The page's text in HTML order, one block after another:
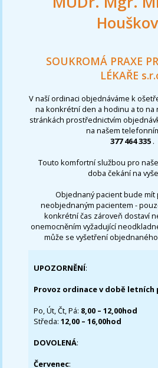
SOUKROMÁ PRAXE
LÉKAŘE
V naší ordinaci objednáváme k
na konkrétní den a hodinu a to na
stránkách prostřednictvím
na našem
377 464 335 .
Touto komfortní službou pro
doba čekání na
Objednaný pacient bude
neobjednaným pacientem -
konkrétní čas zároveň dostaví
onemocněním vyžadující
může se vyšetření
UPOZORNĚNÍ:
Provoz ordinace v době letních
Po, Út, Čt, Pá: 8,00 – 12,00hod
Středa:12,00 – 16,00hod
DOVOLENÁ:
Červenec: